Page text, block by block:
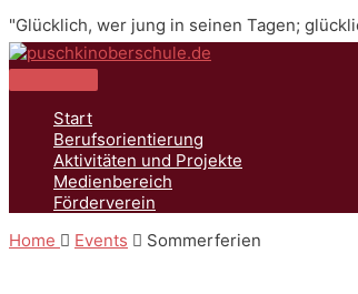
Zum
Inhalt
springen
"Glücklich, wer jung in seinen Tagen;
Hauptmenü
Start
Berufsorientierung
Aktivitäten und Projekte
Medienbereich
Förderverein
Home
Events Sommerferien